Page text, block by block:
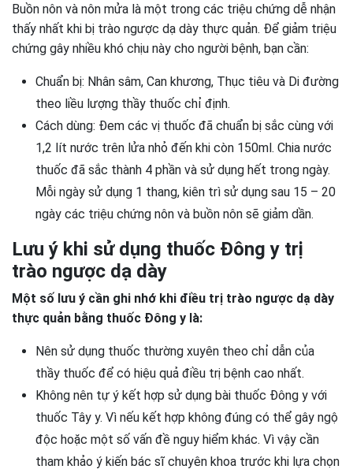
Buồn nôn và nôn mửa là một trong các triệu chứng dễ nhận
thấy nhất khi bị trào ngược dạ dày thực quản. Để giảm triệu
chứng gây nhiều khó chịu này cho người bệnh, bạn cần:
Chuẩn bị: Nhân sâm, Can khương, Thục tiêu và Di đường
theo liều lượng thầy thuốc chỉ định.
Cách dùng: Đem các vị thuốc đã chuẩn bị sắc cùng với
1,2 lít nước trên lửa nhỏ đến khi còn 150ml. Chia nước
thuốc đã sắc thành 4 phần và sử dụng hết trong ngày.
Mỗi ngày sử dụng 1 thang, kiên trì sử dụng sau 15 – 20
ngày các triệu chứng nôn và buồn nôn sẽ giảm dần.
Lưu ý khi sử dụng thuốc Đông y trị
trào ngược dạ dày
Một số lưu ý cần ghi nhớ khi điều trị trào ngược dạ dày
thực quản bằng thuốc Đông y là:
Nên sử dụng thuốc thường xuyên theo chỉ dẫn của
thầy thuốc để có hiệu quả điều trị bệnh cao nhất.
Không nên tự ý kết hợp sử dụng bài thuốc Đông y với
thuốc Tây y. Vì nếu kết hợp không đúng có thể gây ngộ
độc hoặc một số vấn đề nguy hiểm khác. Vì vậy cần
tham khảo ý kiến bác sĩ chuyên khoa trước khi lựa chọn